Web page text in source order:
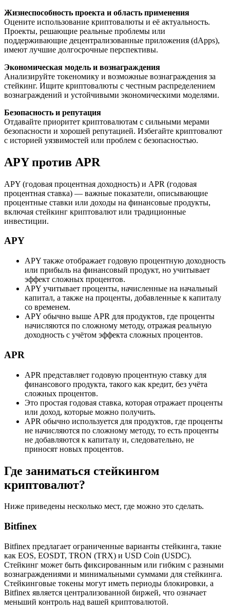
Жизнеспособность проекта и область применения
Оцените использование криптовалюты и её актуальность.
Проекты, решающие реальные проблемы или
поддерживающие децентрализованные приложения (dApps),
имеют лучшие долгосрочные перспективы.
Экономическая модель и вознаграждения
Анализируйте токеномику и возможные вознаграждения за
стейкинг. Ищите криптовалюты с честным распределением
вознаграждений и устойчивыми экономическими моделями.
Безопасность и репутация
Отдавайте приоритет криптовалютам с сильными мерами
безопасности и хорошей репутацией. Избегайте криптовалют
с историей уязвимостей или проблем с безопасностью.
APY против APR
APY (годовая процентная доходность) и APR (годовая
процентная ставка) — важные показатели, описывающие
процентные ставки или доходы на финансовые продукты,
включая стейкинг криптовалют или традиционные
инвестиции.
APY
APY также отображает годовую процентную доходность
или прибыль на финансовый продукт, но учитывает
эффект сложных процентов.
APY учитывает проценты, начисленные на начальный
капитал, а также на проценты, добавленные к капиталу
со временем.
APY обычно выше APR для продуктов, где проценты
начисляются по сложному методу, отражая реальную
доходность с учётом эффекта сложных процентов.
APR
APR представляет годовую процентную ставку для
финансового продукта, такого как кредит, без учёта
сложных процентов.
Это простая годовая ставка, которая отражает проценты
или доход, которые можно получить.
APR обычно используется для продуктов, где проценты
не начисляются по сложному методу, то есть проценты
не добавляются к капиталу и, следовательно, не
приносят новых процентов.
Где заниматься стейкингом
криптовалют?
Ниже приведены несколько мест, где можно это сделать.
Bitfinex
Bitfinex предлагает ограниченные варианты стейкинга, такие
как EOS, EOSDT, TRON (TRX) и USD Coin (USDC).
Стейкинг может быть фиксированным или гибким с разными
вознаграждениями и минимальными суммами для стейкинга.
Стейкинговые токены могут иметь периоды блокировки, а
Bitfinex является централизованной биржей, что означает
меньший контроль над вашей криптовалютой.